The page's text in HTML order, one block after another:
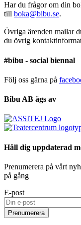
Har du frågor om din
till boka@bibu.se.
Övriga ärenden mailar
du övrig
#bibu - social biennal
Följ oss gärna på
Bibu AB ägs av
Håll dig uppdaterad
Prenumerera på vårt
på gång
E-post